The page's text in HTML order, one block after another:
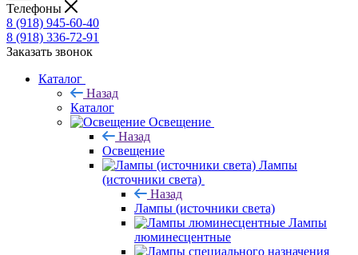
Телефоны
8 (918) 945-60-40
8 (918) 336-72-91
Заказать звонок
Каталог
Назад
Каталог
Освещение
Назад
Освещение
Лампы
(источники света)
Назад
Лампы (источники света)
Лампы
люминесцентные